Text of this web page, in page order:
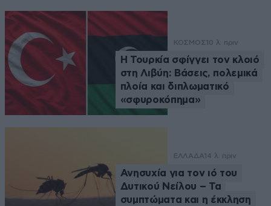
ΚΟΣΜΟΣ 10 λ. πριν
Η Τουρκία σφίγγει τον κλοιό
στη Λιβύη: Βάσεις, πολεμικά
πλοία και διπλωματικό
«σφυροκόπημα»
ΕΛΛΑΔΑ 14 λ. πριν
Ανησυχία για τον ιό του
Δυτικού Νείλου – Τα
συμπτώματα και η έκκληση